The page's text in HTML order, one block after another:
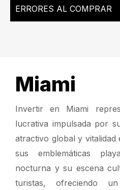
ERRORES AL COMPRAR
Miami
Invertir en Miami
lucrativa impulsada por
atractivo global y vitalidad
sus emblemáticas
nocturna y su escena
turistas, ofreciendo